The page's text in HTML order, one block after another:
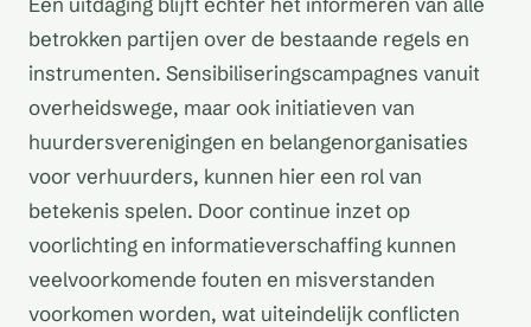
betrokken partijen over de bestaande regels en
instrumenten. Sensibiliseringscampagnes vanuit
overheidswege, maar ook initiatieven van
huurdersverenigingen en belangenorganisaties
voor verhuurders, kunnen hier een rol van
betekenis spelen. Door continue inzet op
voorlichting en informatieverschaffing kunnen
veelvoorkomende fouten en misverstanden
voorkomen worden, wat uiteindelijk conflicten